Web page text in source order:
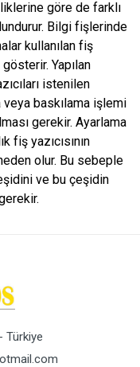
göre de farklı
Bilgi fişlerinde
kullanılan fiş
Yapılan
istenilen
baskılama işlemi
gerekir. Ayarlama
fiş yazıcısının
olur. Bu sebeple
ve bu çeşidin
Türkiye